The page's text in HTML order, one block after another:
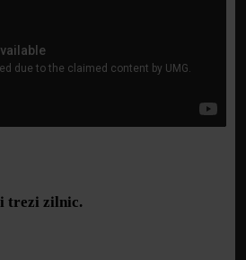
trezi zilnic.